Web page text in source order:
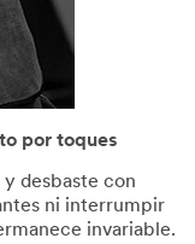
por toques
desbaste con
ni interrumpir
invariable.